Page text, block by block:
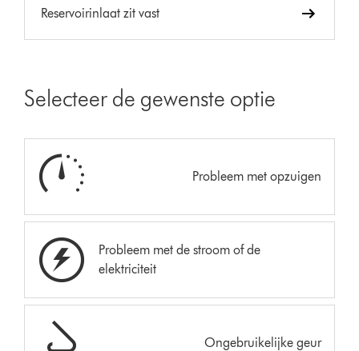
Reservoirinlaat zit vast
Selecteer de gewenste optie
Probleem met opzuigen
Probleem met de stroom of de
elektriciteit
Ongebruikelijke geur